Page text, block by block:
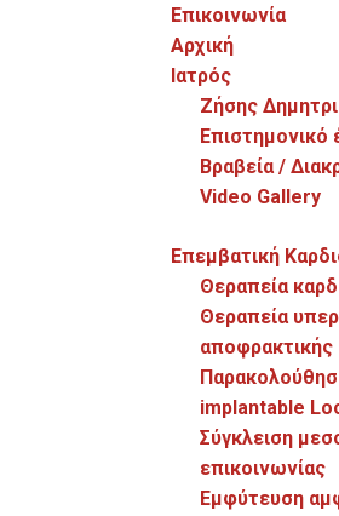
Mediterranean Hospital, Στυγός
Κύπρος
Κλείστε
Επικοινωνία
Αρχική
Ιατρός
Ζήσης
Επιστημονικό
Βραβεία /
Video Gallery
Επεμβατική
Θεραπεία
Θεραπεία
αποφρακτικής
implantable
Σύγκλειση
επικοινωνίας
Εμφύτευση
Video Gallery